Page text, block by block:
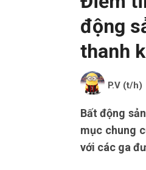
động
thanh
P.V (t/h)
Bất động
mục chung
với các ga